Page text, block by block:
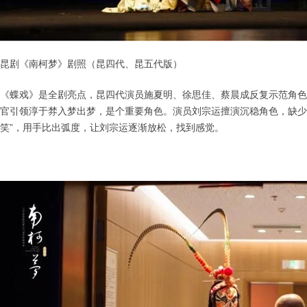
昆剧《南柯梦》剧照（昆四代、昆五代版）
《蝶戏》是全剧亮点，昆四代演员施夏明、徐思佳、蔡晨成反复示范角
官引领淳于棼入梦出梦，是个重要角色。演员刘宗运擅演沉稳角色，缺
笑”，用手比出弧度，让刘宗运逐渐放松，找到感觉。